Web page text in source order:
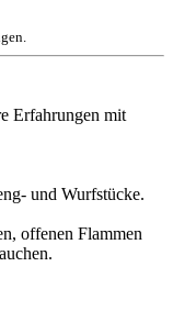
Erfahrungen mit
und Wurfstücke.
offenen Flammen